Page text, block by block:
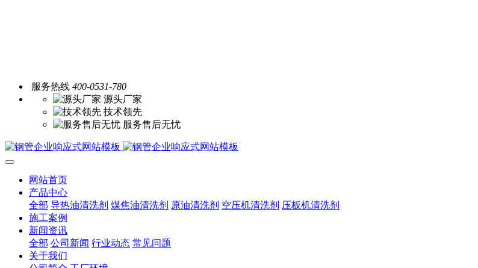
服务热线 400-0531-780
源头厂家
技术领先
服务售后无忧
网站首页
产品中心
全部 导热油清洗剂 煤焦油清洗剂 原油清洗剂 空压机清洗剂 压板机清洗剂
施工案例
新闻资讯
全部 公司新闻 行业动态 常见问题
关于我们